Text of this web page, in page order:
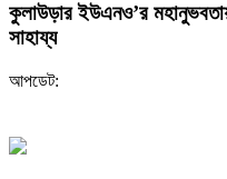
কুলাউড়ার ইউএনও’র
সাহায্য
আপডেট: